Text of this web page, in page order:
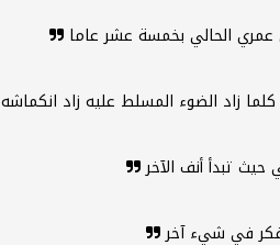
الحالي بخمسة عشر عاما
زاد الضوء المسلط عليه زاد انكماشه
تبدأ أنف الآخر
في شيء آخر